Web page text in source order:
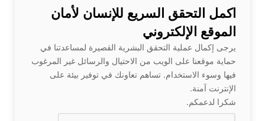
اكمل التحقق السريع للإنسان لأمان
الموقع الإلكتروني
يرجى إكمال عملية التحقق البشرية القصيرة لمساعدتنا في
حماية موقعنا على الويب من الاحتيال والرسائل غير المرغوب
فيها وسوء الاستخدام. تساهم تعاونك في توفير بيئة على
الإنترنت آمنة.
شكرا لدعمكم.